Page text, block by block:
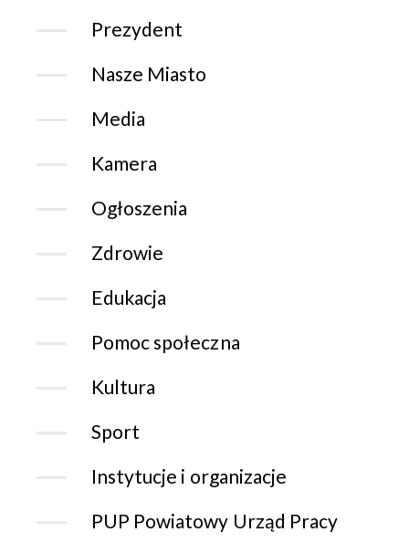
Prezydent
Nasze Miasto
Media
Kamera
Ogłoszenia
Zdrowie
Edukacja
Pomoc społeczna
Kultura
Sport
Instytucje i organizacje
PUP Powiatowy Urząd Pracy